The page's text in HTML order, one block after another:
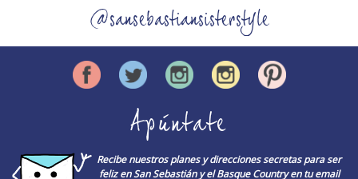
@sansebastiansisterstyle
Apúntate
Recibe nuestros planes y direcciones secretas para ser
feliz en San Sebastián y el Basque Country en tu email